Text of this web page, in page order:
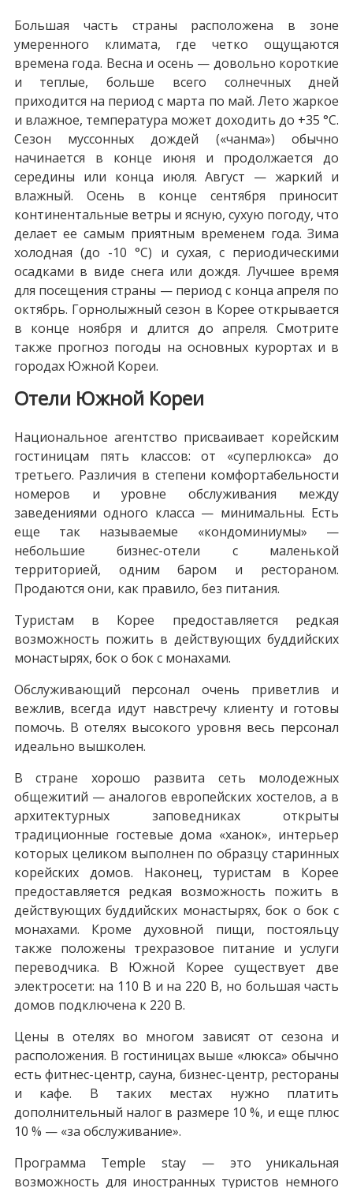
Большая часть страны расположена в зоне
умеренного климата, где четко ощущаются
времена года. Весна и осень — довольно короткие
и теплые, больше всего солнечных дней
приходится на период с марта по май. Лето жаркое
и влажное, температура может доходить до +35 °C.
Сезон муссонных дождей («чанма») обычно
начинается в конце июня и продолжается до
середины или конца июля. Август — жаркий и
влажный. Осень в конце сентября приносит
континентальные ветры и ясную, сухую погоду, что
делает ее самым приятным временем года. Зима
холодная (до -10 °C) и сухая, с периодическими
осадками в виде снега или дождя. Лучшее время
для посещения страны — период с конца апреля по
октябрь. Горнолыжный сезон в Корее открывается
в конце ноября и длится до апреля. Смотрите
также прогноз погоды на основных курортах и в
городах Южной Кореи.
Отели Южной Кореи
Национальное агентство присваивает корейским
гостиницам пять классов: от «суперлюкса» до
третьего. Различия в степени комфортабельности
номеров и уровне обслуживания между
заведениями одного класса — минимальны. Есть
еще так называемые «кондоминиумы» —
небольшие бизнес-отели с маленькой
территорией, одним баром и рестораном.
Продаются они, как правило, без питания.
Туристам в Корее предоставляется редкая
возможность пожить в действующих буддийских
монастырях, бок о бок с монахами.
Обслуживающий персонал очень приветлив и
вежлив, всегда идут навстречу клиенту и готовы
помочь. В отелях высокого уровня весь персонал
идеально вышколен.
В стране хорошо развита сеть молодежных
общежитий — аналогов европейских хостелов, а в
архитектурных заповедниках открыты
традиционные гостевые дома «ханок», интерьер
которых целиком выполнен по образцу старинных
корейских домов. Наконец, туристам в Корее
предоставляется редкая возможность пожить в
действующих буддийских монастырях, бок о бок с
монахами. Кроме духовной пищи, постояльцу
также положены трехразовое питание и услуги
переводчика. В Южной Корее существует две
электросети: на 110 В и на 220 В, но большая часть
домов подключена к 220 В.
Цены в отелях во многом зависят от сезона и
расположения. В гостиницах выше «люкса» обычно
есть фитнес-центр, сауна, бизнес-центр, рестораны
и кафе. В таких местах нужно платить
дополнительный налог в размере 10 %, и еще плюс
10 % — «за обслуживание».
Программа Temple stay — это уникальная
возможность для иностранных туристов немного